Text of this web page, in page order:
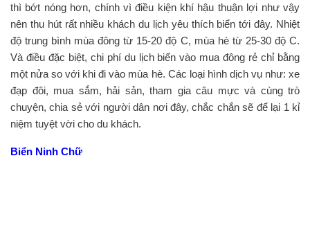
thì bớt nóng hơn, chính vì điều kiện khí hậu thuận lợi như vậy
nên thu hút rất nhiều khách du lịch yêu thích biển tới đây. Nhiệt
độ trung bình mùa đông từ 15-20 độ C, mùa hè từ 25-30 độ C.
Và điều đặc biệt, chi phí du lịch biển vào mua đông rẻ chỉ bằng
một nửa so với khi đi vào mùa hè. Các loại hình dịch vụ như: xe
đạp đôi, mua sắm, hải sản, tham gia câu mực và cùng trò
chuyện, chia sẻ với người dân nơi đây, chắc chắn sẽ để lại 1 kỉ
niệm tuyệt vời cho du khách.
Biển Ninh Chữ